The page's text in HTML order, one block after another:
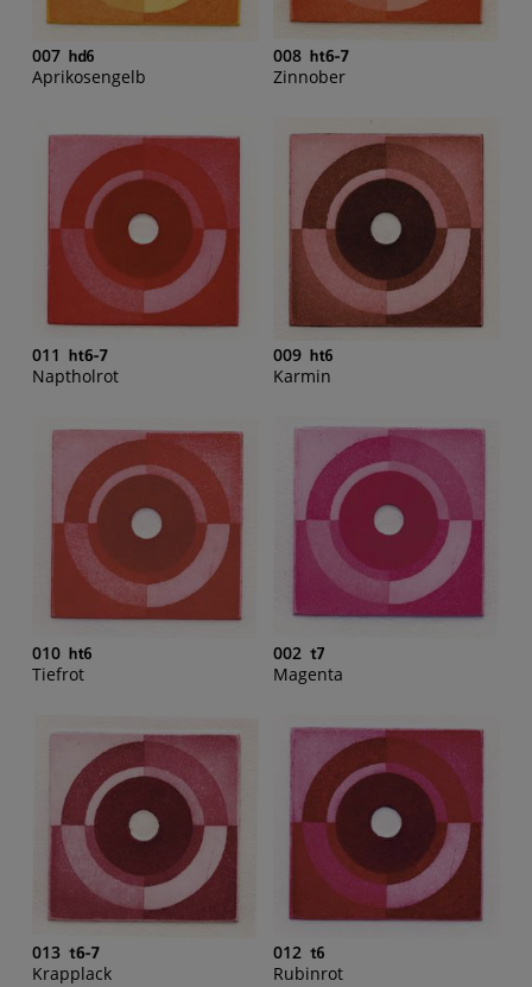
007
Aprikosengelb
008
Zinnober
011
Naptholrot
009
Karmin
010
Tiefrot
002
Magenta
013
Krapplack
012
Rubinrot